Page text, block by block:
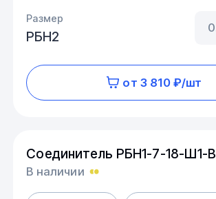
Размер
РБН2
от 3 810 ₽/шт
Соединитель РБН1-7-18-Ш1-В
В наличии